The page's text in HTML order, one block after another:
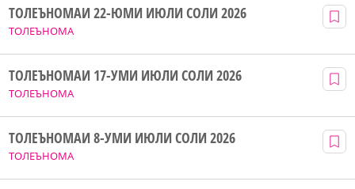
ТОЛЕЪНОМА
ТОЛЕЪНОМАИ 22-ЮМИ ИЮЛИ СОЛИ 2026
ТОЛЕЪНОМА
ТОЛЕЪНОМАИ 17-УМИ ИЮЛИ СОЛИ 2026
ТОЛЕЪНОМА
ТОЛЕЪНОМАИ 8-УМИ ИЮЛИ СОЛИ 2026